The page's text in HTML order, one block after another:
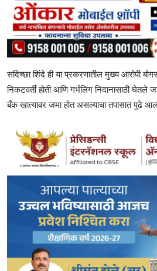
सदिच्छा शिंदे ही या प्रकरणातील मुख्य आरोपी
निकटवर्ती होती आणि गर्भलिंग निदानासाठी घेतले
बँक खात्यावर जमा होत असल्याचा तपासात पुढे